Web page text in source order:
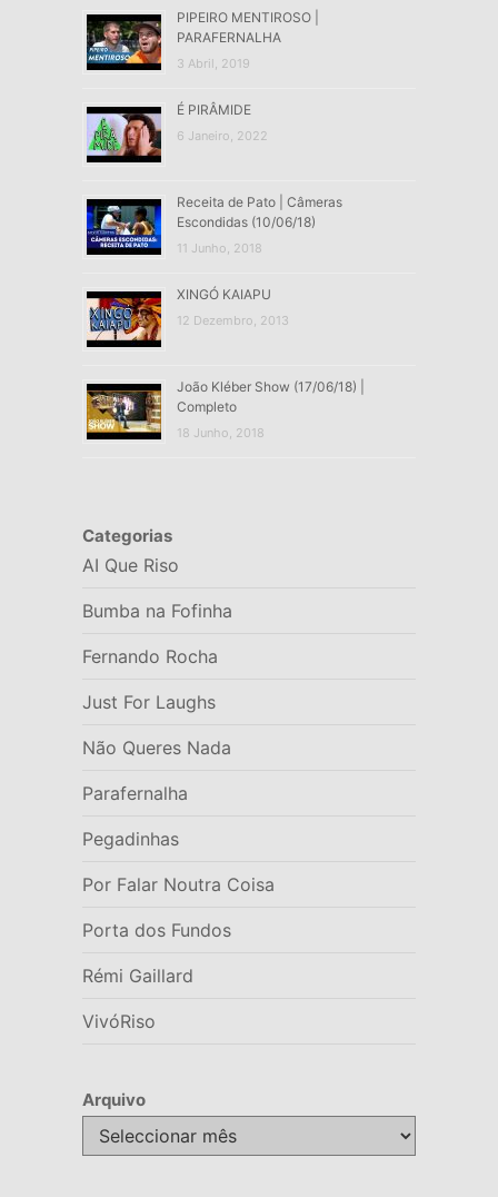
PIPEIRO MENTIROSO |
PARAFERNALHA
3 Abril, 2019
É PIRÂMIDE
6 Janeiro, 2022
Receita de Pato | Câmeras
Escondidas (10/06/18)
11 Junho, 2018
XINGÓ KAIAPU
12 Dezembro, 2013
João Kléber Show (17/06/18) |
Completo
18 Junho, 2018
Categorias
AI Que Riso
Bumba na Fofinha
Fernando Rocha
Just For Laughs
Não Queres Nada
Parafernalha
Pegadinhas
Por Falar Noutra Coisa
Porta dos Fundos
Rémi Gaillard
VivóRiso
Arquivo
Arquivo